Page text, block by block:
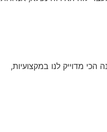
מדוייק לנו במקצועיות,